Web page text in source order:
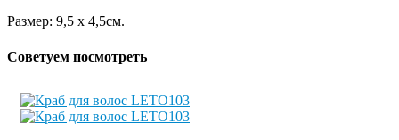
Размер: 9,5 x 4,5см.
Советуем посмотреть